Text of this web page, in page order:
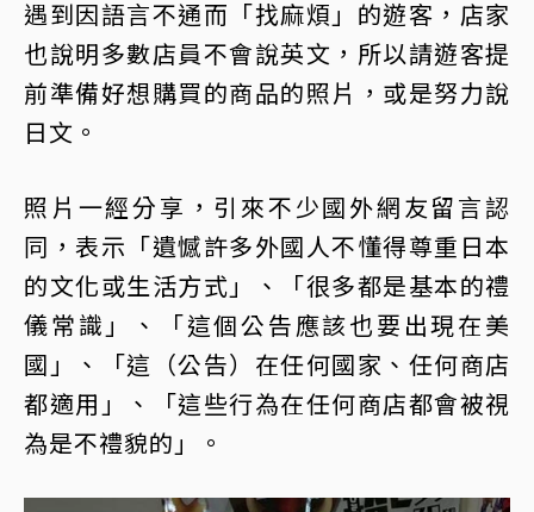
遇到因語言不通而「找麻煩」的遊客，店家
也說明多數店員不會說英文，所以請遊客提
前準備好想購買的商品的照片，或是努力說
日文。
照片一經分享，引來不少國外網友留言認
同，表示「遺憾許多外國人不懂得尊重日本
的文化或生活方式」、「很多都是基本的禮
儀常識」、「這個公告應該也要出現在美
國」、「這（公告）在任何國家、任何商店
都適用」、「這些行為在任何商店都會被視
為是不禮貌的」。